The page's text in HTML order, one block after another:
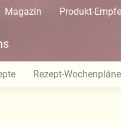
Magazin Produkt-
Rezept-Wochenpläne